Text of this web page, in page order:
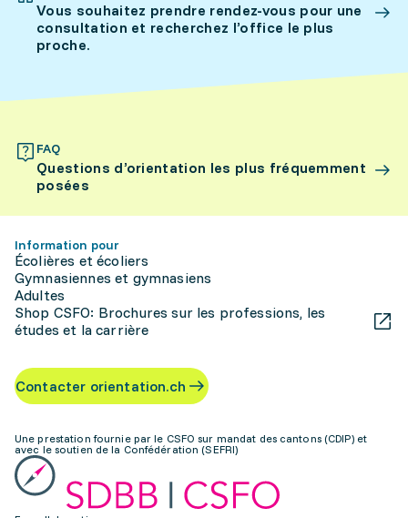
Vous souhaitez prendre rendez-vous pour une
consultation et recherchez l’office le plus
proche.
FAQ
Questions d’orientation les plus fréquemment
posées
Information pour
Écolières et écoliers
Gymnasiennes et gymnasiens
Adultes
Shop CSFO: Brochures sur les professions, les
études et la carrière
Contacter orientation.ch
Une prestation fournie par le CSFO sur mandat des cantons (CDIP) et
avec le soutien de la Confédération (SEFRI)